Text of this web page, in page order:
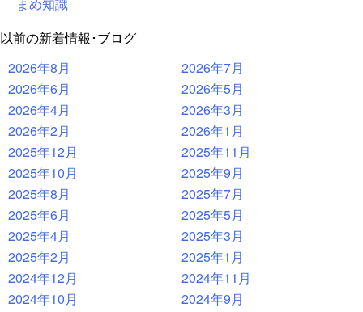
以前の新着情報･ブログ
2026年8月
2026年7月
2026年6月
2026年5月
2026年4月
2026年3月
2026年2月
2026年1月
2025年12月
2025年11月
2025年10月
2025年9月
2025年8月
2025年7月
2025年6月
2025年5月
2025年4月
2025年3月
2025年2月
2025年1月
2024年12月
2024年11月
2024年10月
2024年9月